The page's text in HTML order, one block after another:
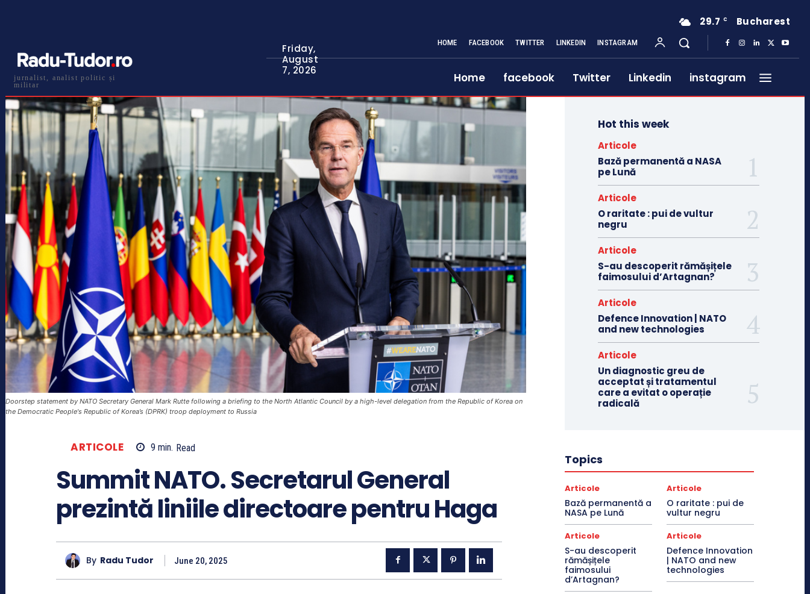
jurnalist, analist politic și
militar
Friday,
August
7, 2026
29.7 C Bucharest
HOME FACEBOOK TWITTER LINKEDIN INSTAGRAM
Home facebook Twitter Linkedin instagram
Doorstep statement by NATO Secretary General Mark Rutte following a briefing to the North Atlantic Council by a high-level delegation from the Republic of Korea on
the Democratic People's Republic of Korea’s (DPRK) troop deployment to Russia
ARTICOLE 9 min. Read
Summit NATO. Secretarul General
prezintă liniile directoare pentru Haga
By Radu Tudor June 20, 2025
Hot this week
Articole
Bază permanentă a NASA
pe Lună
Articole
O raritate : pui de vultur
negru
Articole
S-au descoperit rămășițele
faimosului d’Artagnan?
Articole
Defence Innovation | NATO
and new technologies
Articole
Un diagnostic greu de
acceptat și tratamentul
care a evitat o operație
radicală
Topics
Articole
Bază permanentă a
NASA pe Lună
Articole
O raritate : pui de
vultur negru
Articole
S-au descoperit
rămășițele
faimosului
d’Artagnan?
Articole
Defence Innovation
| NATO and new
technologies